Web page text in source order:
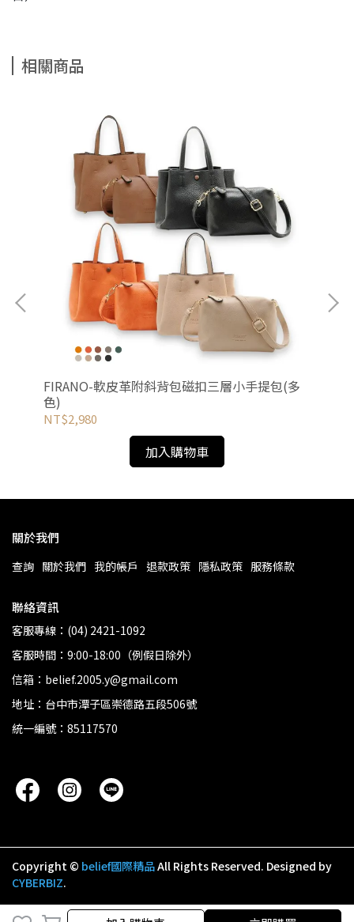
加入購物車
相關商品
FIRANO-軟皮革附斜背包磁扣三層小手提包(多
色)
NT$2,980
加入購物車
關於我們
查詢 關於我們 我的帳戶 退款政策 隱私政策 服務條款
聯絡資訊
客服專線：(04) 2421-1092
客服時間：9:00-18:00（例假日除外）
信箱：belief.2005.y@gmail.com
地址：台中市潭子區崇德路五段506號
統一編號：85117570
Copyright © belief國際精品All Rights Reserved. Designed by
CYBERBIZ.